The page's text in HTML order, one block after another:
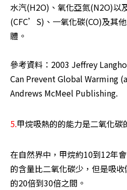
水汽(H2O)、氧化亞氮(N2O)以
(CFC’S)、一氧化碳(CO)及其
體。
參考資料：2003 Jeffrey
Can Prevent Global Warming
Andrews McMeel Publishing.
5.甲烷吸熱的的能力是二氧化碳
在自然界中，甲烷約10到12年
的含量比二氧化碳少，但是吸
的20倍到30倍之間。